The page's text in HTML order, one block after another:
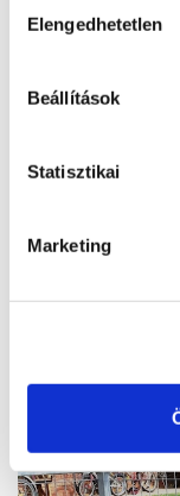
kiválasztása
Elengedhetetlen
Beállítások
Statisztikai
Marketing